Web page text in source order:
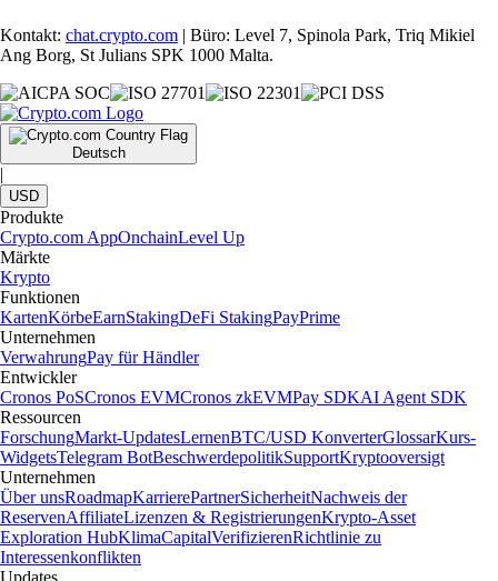
Kontakt: chat.crypto.com | Büro: Level 7, Spinola Park, Triq Mikiel
Ang Borg, St Julians SPK 1000 Malta.
Deutsch
|
USD
Produkte
Crypto.com AppOnchainLevel Up
Märkte
Krypto
Funktionen
KartenKörbeEarnStakingDeFi StakingPayPrime
Unternehmen
VerwahrungPay für Händler
Entwickler
Cronos PoSCronos EVMCronos zkEVMPay SDKAI Agent SDK
Ressourcen
ForschungMarkt-UpdatesLernenBTC/USD KonverterGlossarKurs-
WidgetsTelegram BotBeschwerdepolitikSupportKryptooversigt
Unternehmen
Über unsRoadmapKarrierePartnerSicherheitNachweis der
ReservenAffiliateLizenzen & RegistrierungenKrypto-Asset
Exploration HubKlimaCapitalVerifizierenRichtlinie zu
Interessenkonflikten
Updates